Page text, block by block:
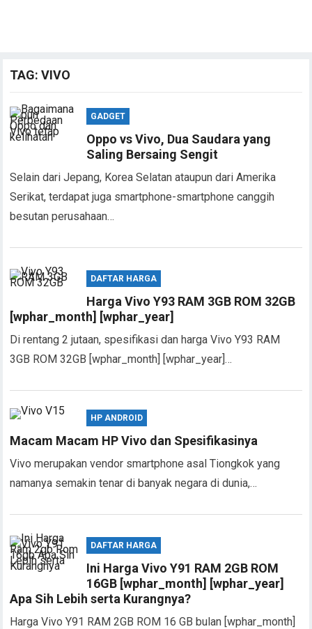
TAG:VIVO
GADGET
Oppo vs Vivo, Dua Saudara yang
Saling Bersaing Sengit
Selain dari Jepang, Korea Selatan ataupun dari Amerika
Serikat, terdapat juga smartphone-smartphone canggih
besutan perusahaan…
DAFTAR HARGA
Harga Vivo Y93 RAM 3GB ROM 32GB
[wphar_month] [wphar_year]
Di rentang 2 jutaan, spesifikasi dan harga Vivo Y93 RAM
3GB ROM 32GB [wphar_month] [wphar_year]…
HP ANDROID
Macam Macam HP Vivo dan Spesifikasinya
Vivo merupakan vendor smartphone asal Tiongkok yang
namanya semakin tenar di banyak negara di dunia,…
DAFTAR HARGA
Ini Harga Vivo Y91 RAM 2GB ROM
16GB [wphar_month] [wphar_year]
Apa Sih Lebih serta Kurangnya?
Harga Vivo Y91 RAM 2GB ROM 16 GB bulan [wphar_month]